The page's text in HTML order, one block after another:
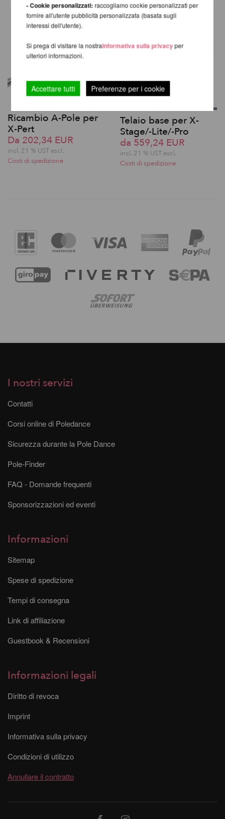
Ricambio A-Pole per
X-Pert
Da 202,34 EUR
incl. 21 % UST escl.
Costi di spedizione
Telaio base per X-
Stage/-Lite/-Pro
da 559,24 EUR
incl. 21 % UST escl.
Costi di spedizione
I nostri servizi
Contatti
Corsi online di Poledance
Sicurezza durante la Pole Dance
Pole-Finder
FAQ - Domande frequenti
Sponsorizzazioni ed eventi
Informazioni
Sitemap
Spese di spedizione
Tempi di consegna
Link di affiliazione
Guestbook & Recensioni
Informazioni legali
Diritto di revoca
Imprint
Informativa sulla privacy
Condizioni di utilizzo
Annullare il contratto
- Cookie personalizzati: raccogliamo cookie personalizzati per
fornire all'utente pubblicità personalizzata (basata sugli
interessi dell'utente).
Si prega di visitare la nostraInformativa sulla privacyper
ulteriori informazioni.
Accettare tutti Preferenze per i cookie